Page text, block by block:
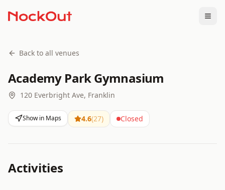
Back to all venues
Academy Park Gymnasium
120 Everbright Ave, Franklin
Show in Maps 4.6(27) Closed
Activities